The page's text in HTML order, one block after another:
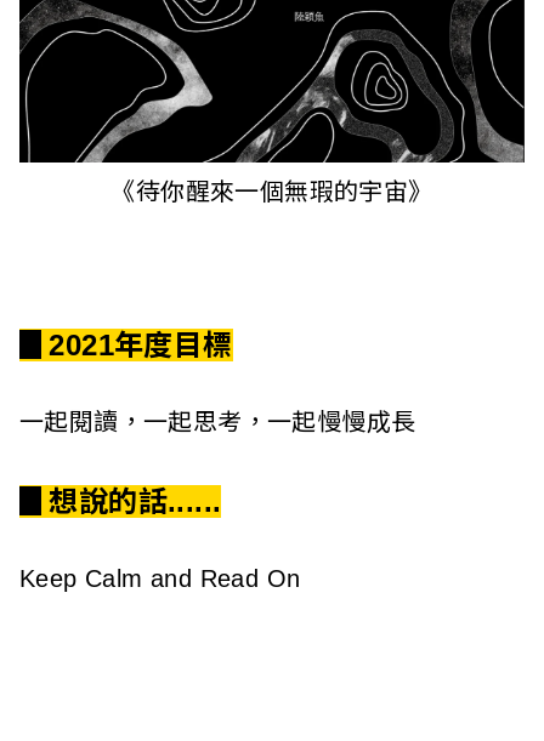
《待你醒來一個無瑕的宇宙》
▊2021年度目標
一起閱讀，一起思考，一起慢慢成長
▊想說的話......
Keep Calm and Read On